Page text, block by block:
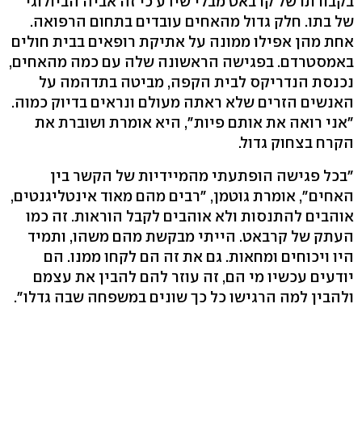
של בתו. חלק גדול מהאחים עובדים בתחום הרפואה.
אחת מהן אפילו ממונה על אתיקת רופאים בבית חולים
באמסטרדם. בפגישה הראשונה שלה עם כמה מהאחים,
נכנסת הנדריקס לבית הקפה, מביטה בתדהמה על
האנשים הזרים שלא ראתה מעולם ונראים בדיוק כמוה.
"אני רואה את אותם פיות", היא אומרת ושוברת את
הקרח בצחוק גדול.
"בכל פגישה הופתעתי מהמיידיות של הקשר בין
האחים", אומרת גוטמן, "רבים מהם מאוד אינטליגנטים,
אוהבים להתנסות ולא אוהבים לקבל הוראות. זה כמו
העתק של קרבאט. הייתי מבקשת מהם משהו, ותמיד
היו ויכוחים ומחאות. גם את זה הם לקחו ממנו. הם
יודעים עכשיו מי הם, זה עוזר להם להבין את עצמם
ולהבין למה הרגישו כל כך שונים במשפחה שבה גדלו".